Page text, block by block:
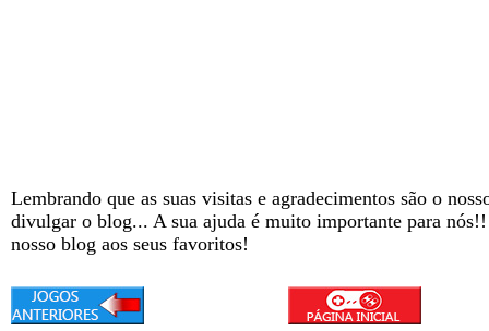
Lembrando que as suas visitas e agradecimentos são o
divulgar o blog... A sua ajuda é muito importante para nós!!
nosso blog aos seus favoritos!